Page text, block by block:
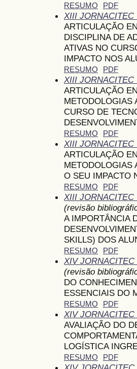
RESUMO PDF
XIII
ARTICULAÇÃO
DISCIPLINA DE
ATIVAS NO
IMPACTO NOS
RESUMO PDF
XIII
ARTICULAÇÃO
METODOLOGIAS
CURSO DE
RESUMO PDF
XIII
ARTICULAÇÃO
METODOLOGIAS
O SEU IMPACTO
RESUMO PDF
XIII
(revisão
A IMPORTÂNCIA
SKILLS) DOS
RESUMO PDF
XIV
(revisão
DO
ESSENCIAIS DO
RESUMO PDF
XIV
AVALIAÇÃO DO
LOGÍSTICA
RESUMO PDF